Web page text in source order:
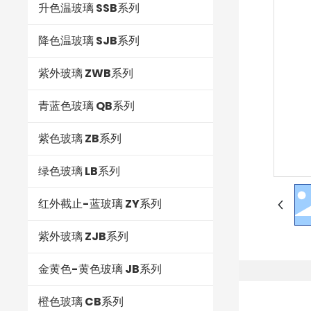
升色温玻璃 SSB系列
降色温玻璃 SJB系列
紫外玻璃 ZWB系列
青蓝色玻璃 QB系列
紫色玻璃 ZB系列
绿色玻璃 LB系列
红外截止-蓝玻璃 ZY系列
紫外玻璃 ZJB系列
金黄色-黄色玻璃 JB系列
橙色玻璃 CB系列